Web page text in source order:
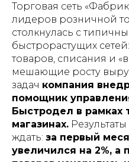
Торговая сеть
лидеров розничной
столкнулась с
быстрорастущих
товаров, списания и
мешающие росту
задач компания
помощник
Быстродел в рамках
магазинах.
ждать: за первый
увеличился на 2%, а